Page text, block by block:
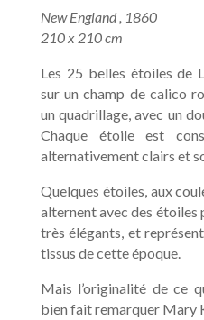
New England , 1860
210 x 210 cm
Les 25 belles étoiles de
sur un champ de calico
un quadrillage, avec un
Chaque étoile est
alternativement clairs et
Quelques étoiles, aux
alternent avec des étoiles
très élégants, et
tissus de cette époque.
Mais l’originalité de ce
bien fait remarquer Mary